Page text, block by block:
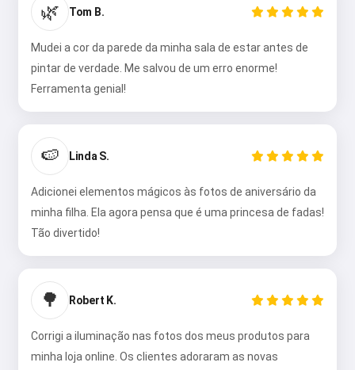
🌿 Tom B.
Mudei a cor da parede da minha sala de estar antes de
pintar de verdade. Me salvou de um erro enorme!
Ferramenta genial!
🍉 Linda S.
Adicionei elementos mágicos às fotos de aniversário da
minha filha. Ela agora pensa que é uma princesa de fadas!
Tão divertido!
🌳 Robert K.
Corrigi a iluminação nas fotos dos meus produtos para
minha loja online. Os clientes adoraram as novas